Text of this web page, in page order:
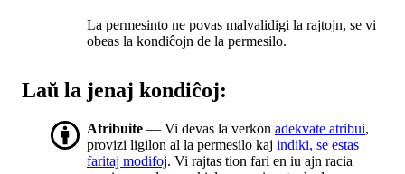
La permesinto ne povas malvalidigi la rajtojn, se vi
obeas la kondiĉojn de la permesilo.
Laŭ la jenaj kondiĉoj:
Atribuite — Vi devas la verkon adekvate atribui,
provizi ligilon al la permesilo kaj indiki, se estas
faritaj modifoj. Vi rajtas tion fari en iu ajn racia